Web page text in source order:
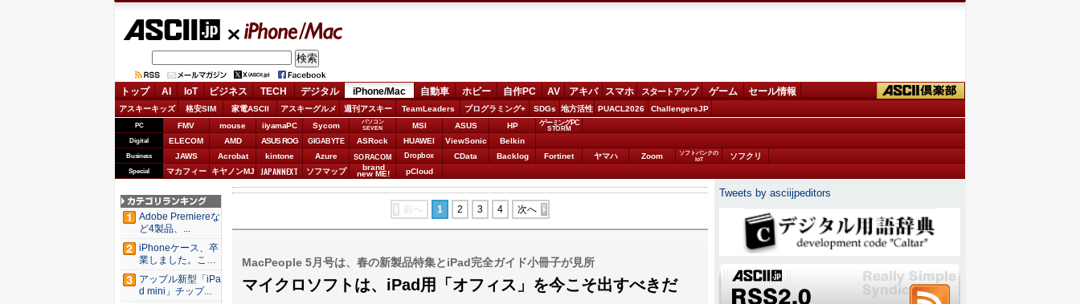
iPhone/Mac
トップ AI IoT ビジネス TECH デジタル iPhone/Mac 自動車 ホビー 自作PC AV アキバ スマホ スタートアップ ゲーム セール情報
アスキーキッズ 格安SIM 家電ASCII アスキーグルメ 週刊アスキー TeamLeaders プログラミング+ SDGs 地方活性 PUACL2026 ChallengersJP
PC FMV mouse iiyamaPC Sycom
パソコン
SEVEN
MSI ASUS HP ゲーミングPC
STORM
Digital ELECOM AMD ASUS ROG GIGABYTE ASRock HUAWEI ViewSonic Belkin
Business JAWS Acrobat kintone Azure SORACOM Dropbox CData Backlog Fortinet ヤマハ Zoom
ソフトバンクの
IoT
ソフクリ
Special マカフィー キヤノンMJ JAPANNEXT ソフマップ brand
new ME! pCloud
前へ 1 2 3 4 次へ
MacPeople 5月号は、春の新製品特集とiPad完全ガイド小冊子が見所
マイクロソフトは、iPad用「オフィス」を今こそ出すべきだ
Adobe Premiereな
ど4製品、...
iPhoneケース、卒
業しました。これ
か...
アップル新型「iPa
d mini」チップ...
Tweets by asciijpeditors